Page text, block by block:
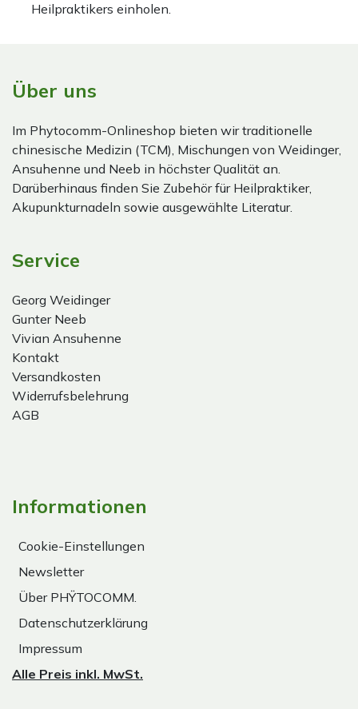
Heilpraktikers einholen.
Über uns
Im Phytocomm-Onlineshop bieten wir traditionelle
chinesische Medizin (TCM), Mischungen von Weidinger,
Ansuhenne und Neeb in höchster Qualität an.
Darüberhinaus finden Sie Zubehör für Heilpraktiker,
Akupunkturnadeln sowie ausgewählte Literatur.
Service
Georg Weidinger
Gunter Neeb
Vivian Ansuhenne
Kontakt
Versandkosten
Widerrufsbelehrung
AGB
Informationen
Cookie-Einstellungen
Newsletter
Über PHŸTOCOMM.
Datenschutzerklärung
Impressum
Alle Preis inkl. MwSt.